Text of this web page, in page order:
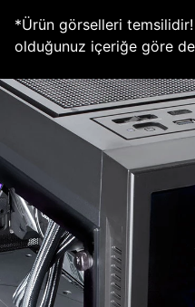
*Ürün görselleri temsilidir!
olduğunuz içeriğe göre